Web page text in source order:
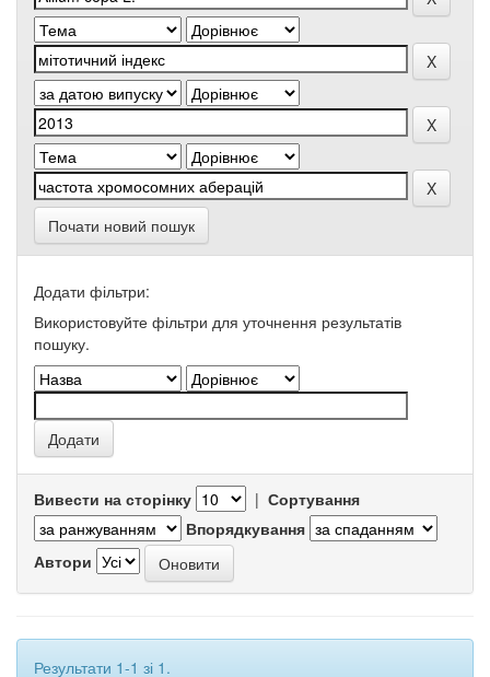
Почати новий пошук
Додати фільтри:
Використовуйте фільтри для уточнення результатів
пошуку.
Вивести на сторінку | Сортування
Впорядкування
Автори
Результати 1-1 зі 1.